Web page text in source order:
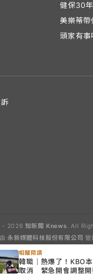
相關閱讀
韓職｜熱爆了！KBO
取消 緊急開會調整開
健保30年
美樂蒂帶
頭家有事
2026 知新聞 Knews . All
由 永新媒體科技股份有限公司 營